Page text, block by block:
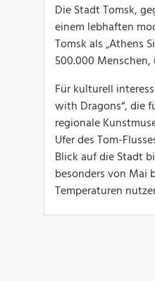
Die Stadt Tomsk,
einem lebhaften
Tomsk als „Athens
500.000
Für kulturell
with Dragons“, die
regionale
Ufer des Tom-
Blick auf die Stadt
besonders von Mai
Temperaturen